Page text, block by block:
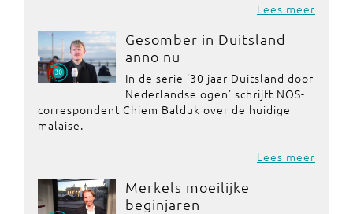
Lees meer
Gesomber in Duitsland
anno nu
In de serie '30 jaar Duitsland door
Nederlandse ogen' schrijft NOS-
correspondent Chiem Balduk over de huidige
malaise.
Lees meer
Merkels moeilijke
beginjaren